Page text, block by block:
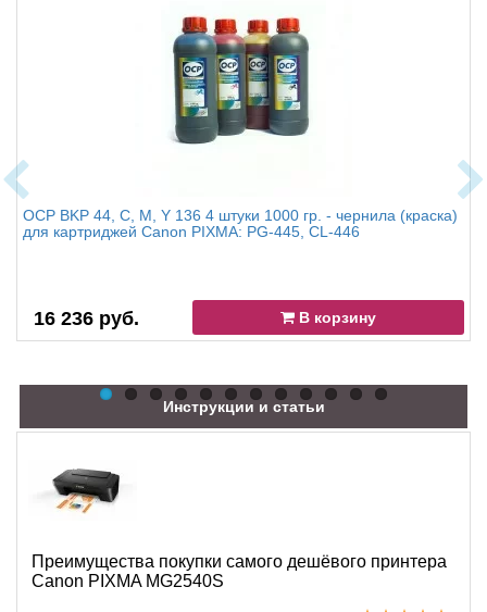
OCP BKP 44, C, M, Y 136 4 штуки 1000 гр. - чернила (краска)
для картриджей Canon PIXMA: PG-445, CL-446
16 236 руб. В корзину
Инструкции и статьи
Преимущества покупки самого дешёвого принтера
Canon PIXMA MG2540S